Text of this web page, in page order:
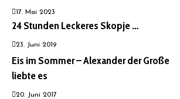
17. Mai 2023
24 Stunden Leckeres Skopje …
23. Juni 2019
Eis im Sommer – Alexander der Große
liebte es
20. Juni 2017